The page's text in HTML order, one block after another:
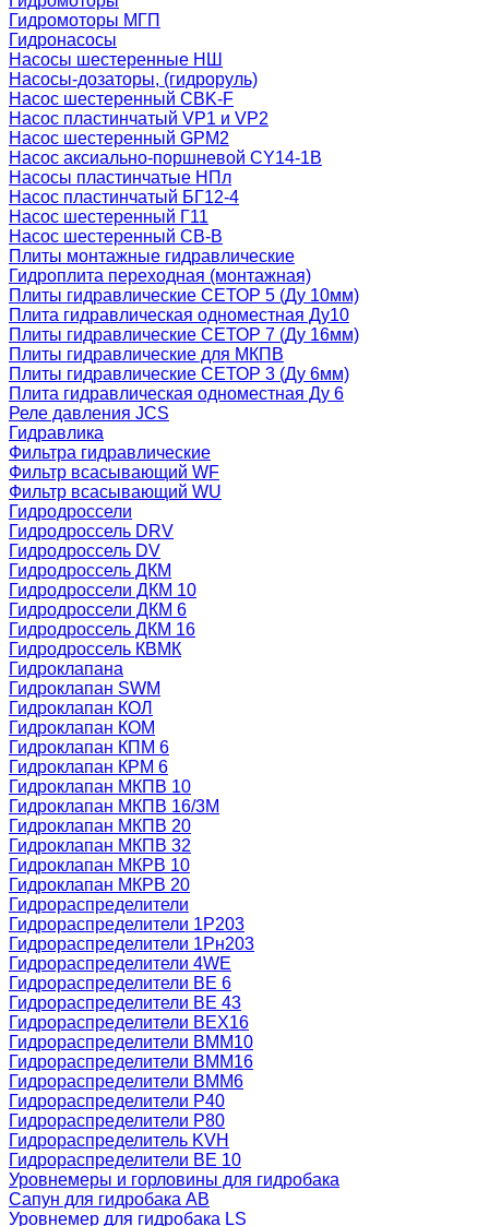
Гидромоторы МГП
Гидронасосы
Насосы шестеренные НШ
Насосы-дозаторы, (гидроруль)
Насос шестеренный CBK-F
Насос пластинчатый VP1 и VP2
Насос шестеренный GPM2
Насос аксиально-поршневой CY14-1B
Насосы пластинчатые НПл
Насос пластинчатый БГ12-4
Насос шестеренный Г11
Насос шестеренный СВ-В
Плиты монтажные гидравлические
Гидроплита переходная (монтажная)
Плиты гидравлические СЕТОР 5 (Ду 10мм)
Плита гидравлическая одноместная Ду10
Плиты гидравлические СЕТОР 7 (Ду 16мм)
Плиты гидравлические для МКПВ
Плиты гидравлические СЕТОР 3 (Ду 6мм)
Плита гидравлическая одноместная Ду 6
Реле давления JCS
Гидравлика
Фильтра гидравлические
Фильтр всасывающий WF
Фильтр всасывающий WU
Гидродроссели
Гидродроссель DRV
Гидродроссель DV
Гидродроссель ДКМ
Гидродроссели ДКМ 10
Гидродроссели ДКМ 6
Гидродроссель ДКМ 16
Гидродроссель КВМК
Гидроклапана
Гидроклапан SWM
Гидроклапан КОЛ
Гидроклапан КОМ
Гидроклапан КПМ 6
Гидроклапан КРМ 6
Гидроклапан МКПВ 10
Гидроклапан МКПВ 16/3М
Гидроклапан МКПВ 20
Гидроклапан МКПВ 32
Гидроклапан МКРВ 10
Гидроклапан МКРВ 20
Гидрораспределители
Гидрораспределители 1Р203
Гидрораспределители 1Рн203
Гидрораспределители 4WE
Гидрораспределители ВЕ 6
Гидрораспределители ВЕ 43
Гидрораспределители ВЕХ16
Гидрораспределители ВММ10
Гидрораспределители ВММ16
Гидрораспределители ВММ6
Гидрораспределители Р40
Гидрораспределители Р80
Гидрораспределитель KVH
Гидрораспределители ВЕ 10
Уровнемеры и горловины для гидробака
Сапун для гидробака АВ
Уровнемер для гидробака LS